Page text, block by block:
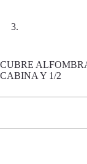
CUBRE
CABINA Y 1/2